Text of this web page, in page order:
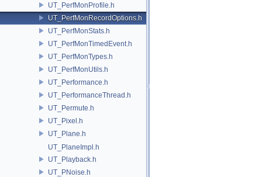
UT_PerfMonProfile.h
UT_PerfMonRecordOptions.h
UT_PerfMonStats.h
UT_PerfMonTimedEvent.h
UT_PerfMonTypes.h
UT_PerfMonUtils.h
UT_Performance.h
UT_PerformanceThread.h
UT_Permute.h
UT_Pixel.h
UT_Plane.h
UT_PlaneImpl.h
UT_Playback.h
UT_PNoise.h